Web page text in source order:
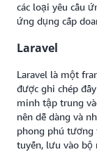
các loại yêu cầu
ứng dụng cấp
Laravel
Laravel là một
được ghi chép
minh tập trung
nên dễ dàng và
phong phú tương
tuyến, lưu vào bộ